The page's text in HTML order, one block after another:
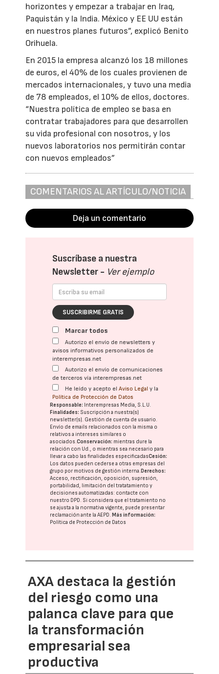
horizontes y empezar a trabajar en Iraq,
Paquistán y la India. México y EE UU están
en nuestros planes futuros”, explicó Benito
Orihuela.
En 2015 la empresa alcanzó los 18 millones
de euros, el 40% de los cuales provienen de
mercados internacionales, y tuvo una media
de 78 empleados, el 10% de ellos, doctores.
“Nuestra política de empleo se basa en
contratar trabajadores para que desarrollen
su vida profesional con nosotros, y los
nuevos laboratorios nos permitirán contar
con nuevos empleados”
COMENTARIOS AL ARTÍCULO/NOTICIA
Deja un comentario
Suscríbase a nuestra
Newsletter - Ver ejemplo
SUSCRIBIRME GRATIS
Marcar todos
Autorizo el envío de newsletters y
avisos informativos personalizados de
interempresas.net
Autorizo el envío de comunicaciones
de terceros vía interempresas.net
He leído y acepto elAviso Legal y la
Política de Protección de Datos
Responsable: Interempresas Media, S.L.U.
Finalidades: Suscripción a nuestra(s)
newsletter(s). Gestión de cuenta de usuario.
Envío de emails relacionados con la misma o
relativos a intereses similares o
asociados.Conservación: mientras dure la
relación con Ud., o mientras sea necesario para
llevar a cabo las finalidades especificadasCesión:
Los datos pueden cederse a otras empresas del
grupo por motivos de gestión interna.Derechos:
Acceso, rectificación, oposición, supresión,
portabilidad, limitación del tratatamiento y
decisiones automatizadas: contacte con
nuestro DPD. Si considera que el tratamiento no
se ajusta a la normativa vigente, puede presentar
reclamación ante laAEPD.Más información:
Política de Protección de Datos
AXA destaca la gestión
del riesgo como una
palanca clave para que
la transformación
empresarial sea
productiva